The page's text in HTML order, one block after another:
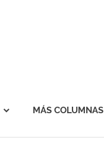
MÁS COLUMNAS